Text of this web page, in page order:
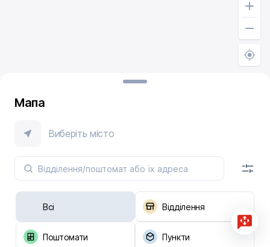
Мапа
Виберіть місто
Всі Відділення
Поштомати Пункти